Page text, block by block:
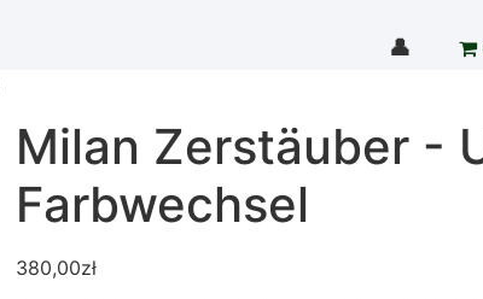
👤
Milan Zerstäuber -
Farbwechsel
380,00zł